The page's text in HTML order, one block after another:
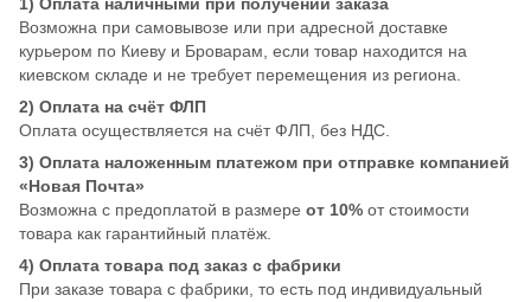
1) Оплата наличными при получении заказа
Возможна при самовывозе или при адресной доставке
курьером по Киеву и Броварам, если товар находится на
киевском складе и не требует перемещения из региона.
2) Оплата на счёт ФЛП
Оплата осуществляется на счёт ФЛП, без НДС.
3) Оплата наложенным платежом при отправке компанией
«Новая Почта»
Возможна с предоплатой в размере от 10% от стоимости
товара как гарантийный платёж.
4) Оплата товара под заказ с фабрики
При заказе товара с фабрики, то есть под индивидуальный